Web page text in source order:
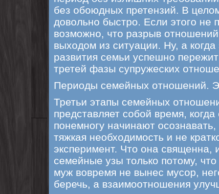
без обоюдных претензий. В
довольно быстро. Если этого не
возможно, что разрыв
выходом из ситуации. Ну, а когда
развития семьи успешно
третей фазы супружеских
Периоды семейных отношений.
Третьи этапы семейных
представляет собой время, когда
понемногу начинают
тяжкая необходимость и не
эксперимент. Что она священна,
семейные узы только потому,
муж вовремя не вынес мусор,
беречь, а взаимоотношения